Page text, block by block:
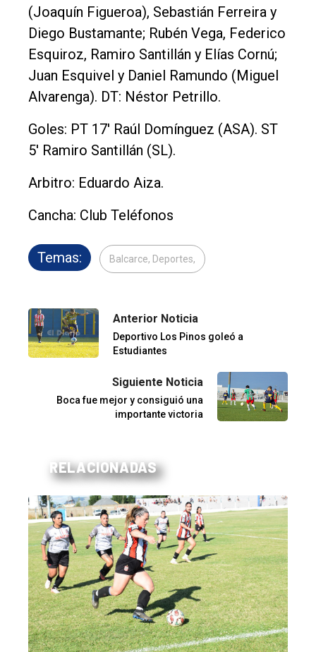
(Joaquín Figueroa), Sebastián Ferreira y
Diego Bustamante; Rubén Vega, Federico
Esquiroz, Ramiro Santillán y Elías Cornú;
Juan Esquivel y Daniel Ramundo (Miguel
Alvarenga). DT: Néstor Petrillo.
Goles: PT 17' Raúl Domínguez (ASA). ST
5' Ramiro Santillán (SL).
Arbitro: Eduardo Aiza.
Cancha: Club Teléfonos
Temas: Balcarce, Deportes,
Anterior Noticia
Deportivo Los Pinos goleó a
Estudiantes
Siguiente Noticia
Boca fue mejor y consiguió una
importante victoria
RELACIONADAS